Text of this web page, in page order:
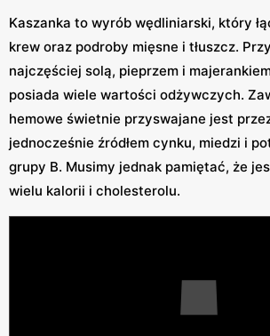
Kaszanka to wyrób wędliniarski, który
krew oraz podroby mięsne i tłuszcz.
najczęściej solą, pieprzem i
posiada wiele wartości odżywczych.
hemowe świetnie przyswajane jest
jednocześnie źródłem cynku, miedzi i
grupy B. Musimy jednak pamiętać, że
wielu kalorii i cholesterolu.